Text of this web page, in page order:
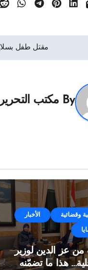
مقتل طفل
By مكتب التحرير
وقضائية الأخبار
من عز الدين لوزير
هذا ما تضمّنه